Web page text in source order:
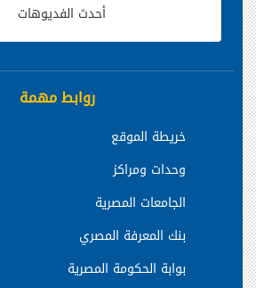
أحدث الفديوهات
روابط مهمة
خريطة الموقع
وحدات ومراكز
الجامعات المصرية
بنك المعرفة المصري
بوابة الحكومة المصرية